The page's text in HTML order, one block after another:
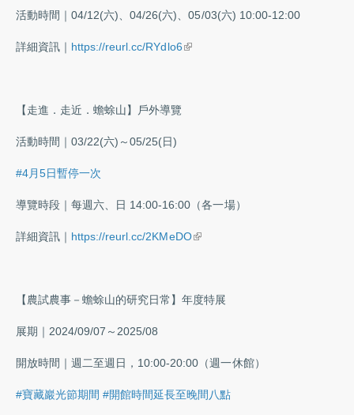
活動時間｜04/12(六)、04/26(六)、05/03(六) 10:00-12:00
詳細資訊｜ https://reurl.cc/RYdlo6(link is external)
【走進．走近．蟾蜍山】戶外導覽
活動時間｜03/22(六)～05/25(日)
#4月5日暫停一次
導覽時段｜每週六、日 14:00-16:00（各一場）
詳細資訊｜ https://reurl.cc/2KMeDO(link is external)
【農試農事－蟾蜍山的研究日常】年度特展
展期｜2024/09/07～2025/08
開放時間｜週二至週日，10:00-20:00（週一休館）
#寶藏巖光節期間 #開館時間延長至晚間八點